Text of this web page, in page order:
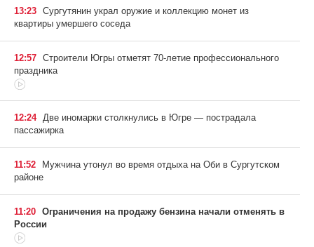
13:23 Сургутянин украл оружие и коллекцию монет из
квартиры умершего соседа
12:57 Строители Югры отметят 70-летие профессионального
праздника
12:24
Две иномарки столкнулись в Югре — пострадала
пассажирка
11:52
Мужчина утонул во время отдыха на Оби в Сургутском
районе
11:20 Ограничения на продажу бензина начали отменять в
России